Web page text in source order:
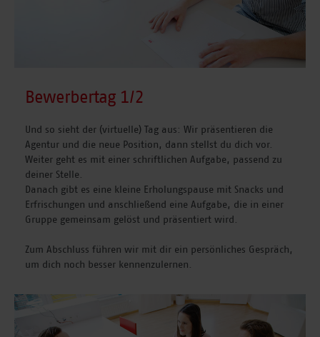
Bewerbertag 1/2
Und so sieht der (virtuelle) Tag aus: Wir präsentieren die
Agentur und die neue Position, dann stellst du dich vor.
Weiter geht es mit einer schriftlichen Aufgabe, passend zu
deiner Stelle.
Danach gibt es eine kleine Erholungspause mit Snacks und
Erfrischungen und anschließend eine Aufgabe, die in einer
Gruppe gemeinsam gelöst und präsentiert wird.
Zum Abschluss führen wir mit dir ein persönliches Gespräch,
um dich noch besser kennenzulernen.